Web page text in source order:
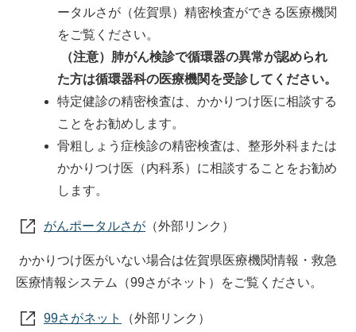
ータルさが（佐賀県）精密検査ができる医療機関
をご覧ください。
（注意）肺がん検診で循環器の異常が認められ
た方は循環器科の医療機関を受診してください。
特定健診の精密検査は、かかりつけ医に相談する
ことをお勧めします。
骨粗しょう症検診の精密検査は、整形外科または
かかりつけ医（内科系）に相談することをお勧め
します。
がんポータルさが （外部リンク）
かかりつけ医がいない場合は佐賀県医療機関情報・救急
医療情報システム（99さがネット）をご覧ください。
99さがネット （外部リンク）